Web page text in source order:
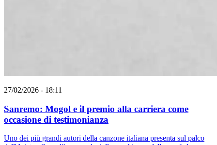
27/02/2026 - 18:11
Sanremo: Mogol e il premio alla carriera come
occasione di testimonianza
Uno dei più grandi autori della canzone italiana presenta sul palco